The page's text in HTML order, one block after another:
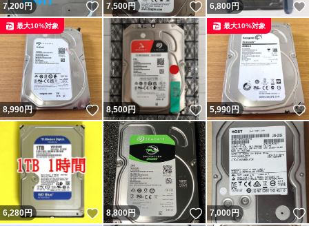
7,200円 いいね！
7,500円 いいね！
6,800円
8,990円 いいね！
最大10%対象
8,500円 いいね！
5,990 円
最大10%対象
6,280円 いいね！
8,800円 いいね！
7,000円